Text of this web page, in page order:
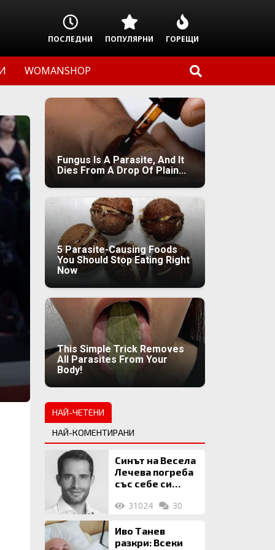
ПОСЛЕДНИ ПОПУЛЯРНИ ГОРЕЩИ
WOMANSHOP
Fungus Is A Parasite, And It
Dies From A Drop Of Plain...
5 Parasite-Causing Foods
You Should Stop Eating Right
Now
This Simple Trick Removes
All Parasites From Your
Body!
НАЙ-ЧЕТЕНИ
НАЙ-КОМЕНТИРАНИ
Синът на Весела
Лечева погреба
със себе си
млн. евро
31024 30
Иво Танев
разкри: Всеки